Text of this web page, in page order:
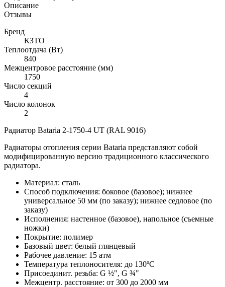
Описание
Отзывы
Бренд
КЗТО
Теплоотдача (Вт)
840
Межцентровое расстояние (мм)
1750
Число секций
4
Число колонок
2
Радиатор Bataria 2-1750-4 UT (RAL 9016)
Радиаторы отопления серии Bataria представляют собой
модифицированную версию традиционного классического
радиатора.
Материал: сталь
Способ подключения: боковое (базовое); нижнее
универсальное 50 мм (по заказу); нижнее седловое (по
заказу)
Исполнения: настенное (базовое), напольное (съемные
ножки)
Покрытие: полимер
Базовый цвет: белый глянцевый
Рабочее давление: 15 атм
Температура теплоносителя: до 130ºС
Присоединит. резьба: G ½", G ¾"
Межцентр. расстояние: от 300 до 2000 мм